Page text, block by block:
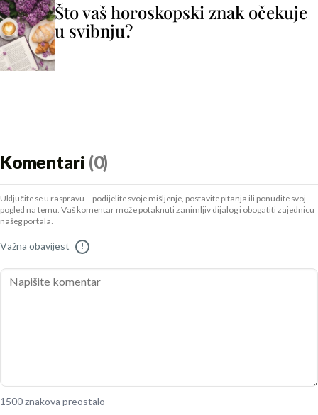
Što vaš horoskopski znak očekuje
u svibnju?
Komentari (0)
Uključite se u raspravu – podijelite svoje mišljenje, postavite pitanja ili ponudite svoj
pogled na temu. Vaš komentar može potaknuti zanimljiv dijalog i obogatiti zajednicu
našeg portala.
Važna obavijest !
1500 znakova preostalo